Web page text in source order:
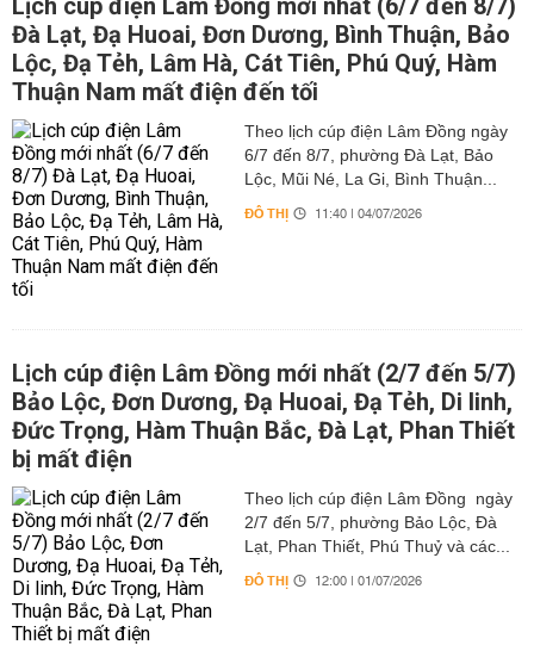
Lịch cúp điện Lâm Đồng mới nhất (6/7 đến 8/7)
Đà Lạt, Đạ Huoai, Đơn Dương, Bình Thuận, Bảo
Lộc, Đạ Tẻh, Lâm Hà, Cát Tiên, Phú Quý, Hàm
Thuận Nam mất điện đến tối
Theo lịch cúp điện Lâm Đồng ngày
6/7 đến 8/7, phường Đà Lạt, Bảo
Lộc, Mũi Né, La Gi, Bình Thuận...
ĐÔ THỊ 11:40 | 04/07/2026
Lịch cúp điện Lâm Đồng mới nhất (2/7 đến 5/7)
Bảo Lộc, Đơn Dương, Đạ Huoai, Đạ Tẻh, Di linh,
Đức Trọng, Hàm Thuận Bắc, Đà Lạt, Phan Thiết
bị mất điện
Theo lịch cúp điện Lâm Đồng ngày
2/7 đến 5/7, phường Bảo Lộc, Đà
Lạt, Phan Thiết, Phú Thuỷ và các...
ĐÔ THỊ 12:00 | 01/07/2026